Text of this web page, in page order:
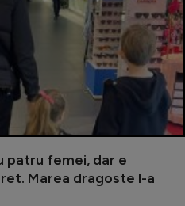
patru femei, dar e
Marea dragoste l-a